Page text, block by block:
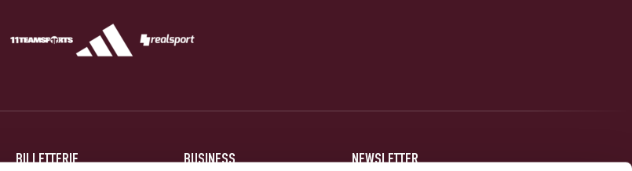
BILLETTERIE BUSINESS NEWSLETTER